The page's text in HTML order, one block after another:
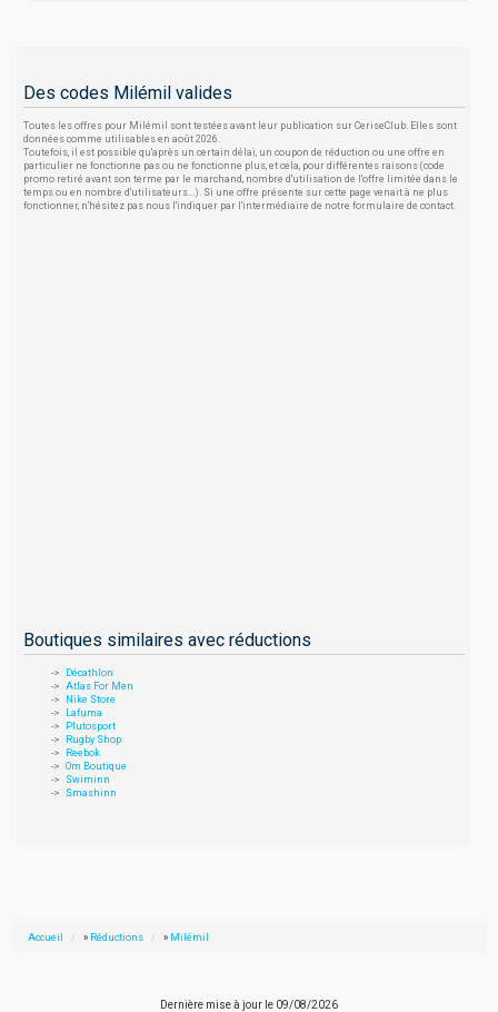
Des codes Milémil valides
Toutes les offres pour Milémil sont testées avant leur publication sur CeriseClub. Elles sont
données comme utilisables en août 2026.
Toutefois, il est possible qu'après un certain délai, un coupon de réduction ou une offre en
particulier ne fonctionne pas ou ne fonctionne plus, et cela, pour différentes raisons (code
promo retiré avant son terme par le marchand, nombre d'utilisation de l'offre limitée dans le
temps ou en nombre d'utilisateurs...). Si une offre présente sur cette page venait à ne plus
fonctionner, n'hésitez pas nous l'indiquer par l'intermédiaire de notre formulaire de contact.
Boutiques similaires avec réductions
Décathlon
Atlas For Men
Nike Store
Lafuma
Plutosport
Rugby Shop
Reebok
Om Boutique
Swiminn
Smashinn
Accueil » Réductions » Milémil
Dernière mise à jour le 09/08/2026